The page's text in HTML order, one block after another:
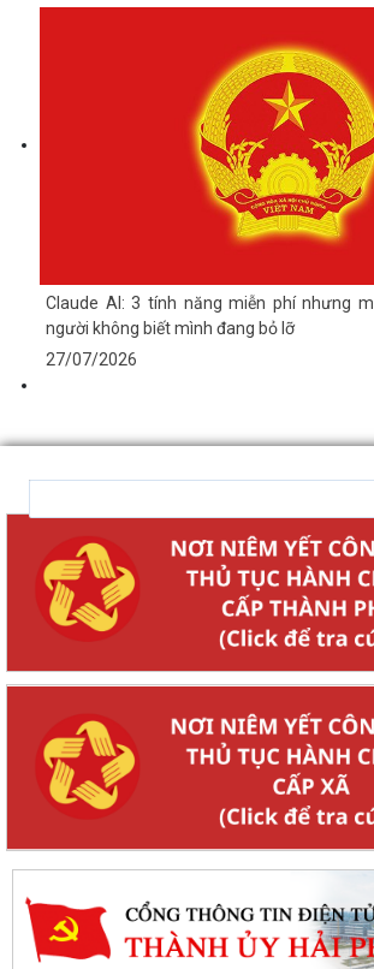
Claude AI: 3 tính năng miễn phí nhưng
người không biết mình đang bỏ lỡ
27/07/2026